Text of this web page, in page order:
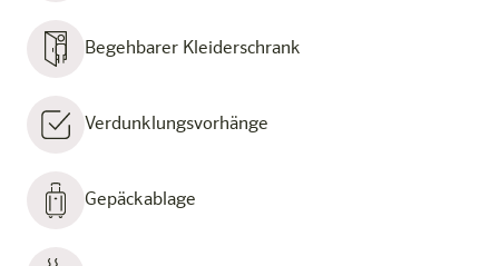
Begehbarer Kleiderschrank
Verdunklungsvorhänge
Gepäckablage